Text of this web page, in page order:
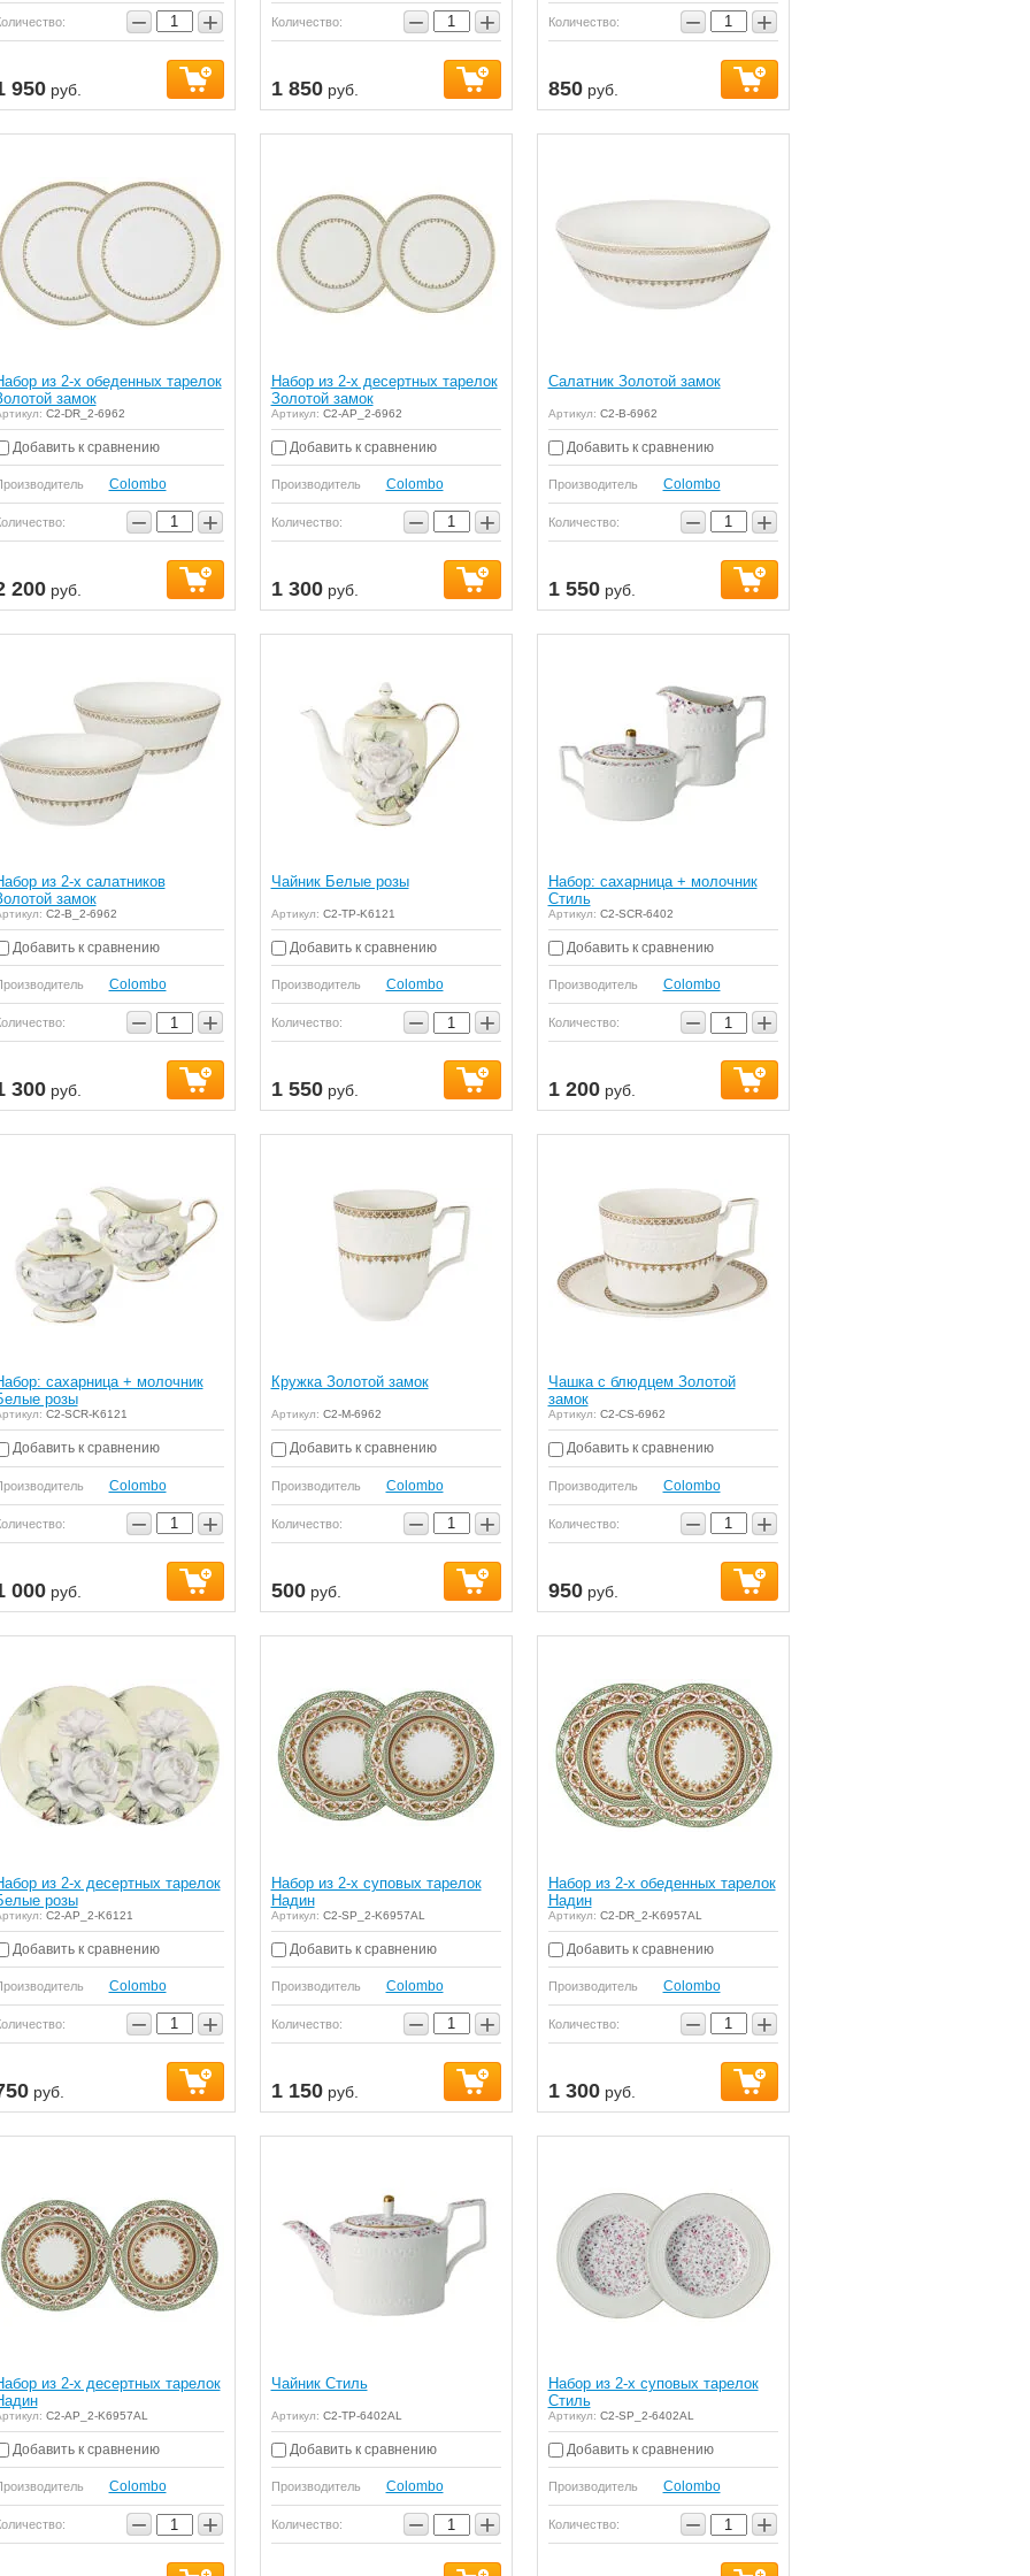
− +
950руб.
Количество: − +
1 850руб.
Количество: − +
850руб.
из 2-х обеденных тарелок
замок
C2-DR_2-6962
Добавить к сравнению
Colombo
− +
200руб.
Набор из 2-х десертных тарелок
Золотой замок
Артикул: C2-AP_2-6962
Добавить к сравнению
Производитель Colombo
Количество: − +
1 300руб.
Салатник Золотой замок
Артикул: C2-B-6962
Добавить к сравнению
Производитель Colombo
Количество: − +
1 550руб.
из 2-х салатников
замок
C2-B_2-6962
Добавить к сравнению
Colombo
− +
300руб.
Чайник Белые розы
Артикул: C2-TP-K6121
Добавить к сравнению
Производитель Colombo
Количество: − +
1 550руб.
Набор: сахарница + молочник
Стиль
Артикул: C2-SCR-6402
Добавить к сравнению
Производитель Colombo
Количество: − +
1 200руб.
сахарница + молочник
розы
C2-SCR-K6121
Добавить к сравнению
Colombo
− +
000руб.
Кружка Золотой замок
Артикул: C2-M-6962
Добавить к сравнению
Производитель Colombo
Количество: − +
500руб.
Чашка с блюдцем Золотой
замок
Артикул: C2-CS-6962
Добавить к сравнению
Производитель Colombo
Количество: − +
950руб.
из 2-х десертных тарелок
розы
C2-AP_2-K6121
Добавить к сравнению
Colombo
− +
руб.
Набор из 2-х суповых тарелок
Надин
Артикул: C2-SP_2-K6957AL
Добавить к сравнению
Производитель Colombo
Количество: − +
1 150руб.
Набор из 2-х обеденных тарелок
Надин
Артикул: C2-DR_2-K6957AL
Добавить к сравнению
Производитель Colombo
Количество: − +
1 300руб.
из 2-х десертных тарелок
C2-AP_2-K6957AL
Добавить к сравнению
Colombo
− +
Чайник Стиль
Артикул: C2-TP-6402AL
Добавить к сравнению
Производитель Colombo
Количество: − +
Набор из 2-х суповых тарелок
Стиль
Артикул: C2-SP_2-6402AL
Добавить к сравнению
Производитель Colombo
Количество: − +